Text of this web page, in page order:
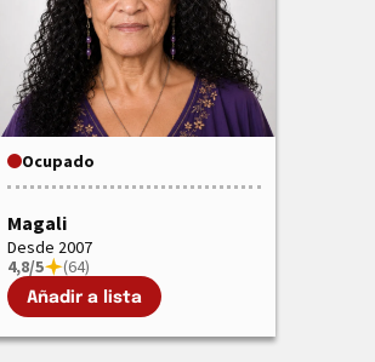
Ocupado
Magali
Desde 2007
4,8/5
(64)
Añadir a lista